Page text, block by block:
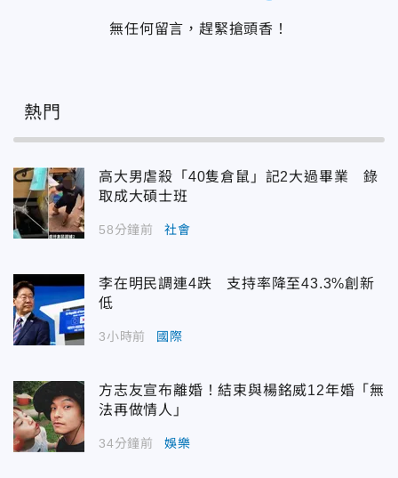
無任何留言，趕緊搶頭香！
熱門
高大男虐殺「40隻倉鼠」記2大過畢業 錄
取成大碩士班
58分鐘前 社會
李在明民調連4跌 支持率降至43.3%創新
低
3小時前 國際
方志友宣布離婚！結束與楊銘威12年婚「無
法再做情人」
34分鐘前 娛樂